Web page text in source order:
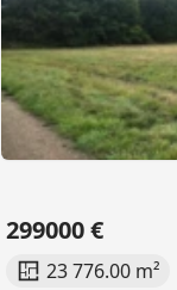
299000 €
23 776.00 m²